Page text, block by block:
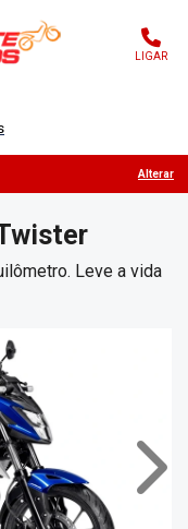
LIGAR
Alterar
Leve a vida